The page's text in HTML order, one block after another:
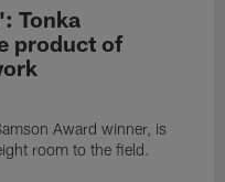
Tonka
product of
Award winner, is
room to the field.